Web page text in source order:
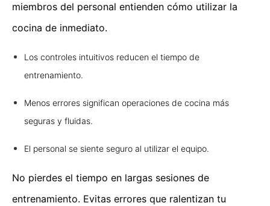
miembros del personal entienden cómo utilizar la
cocina de inmediato.
Los controles intuitivos reducen el tiempo de
entrenamiento.
Menos errores significan operaciones de cocina más
seguras y fluidas.
El personal se siente seguro al utilizar el equipo.
No pierdes el tiempo en largas sesiones de
entrenamiento. Evitas errores que ralentizan tu